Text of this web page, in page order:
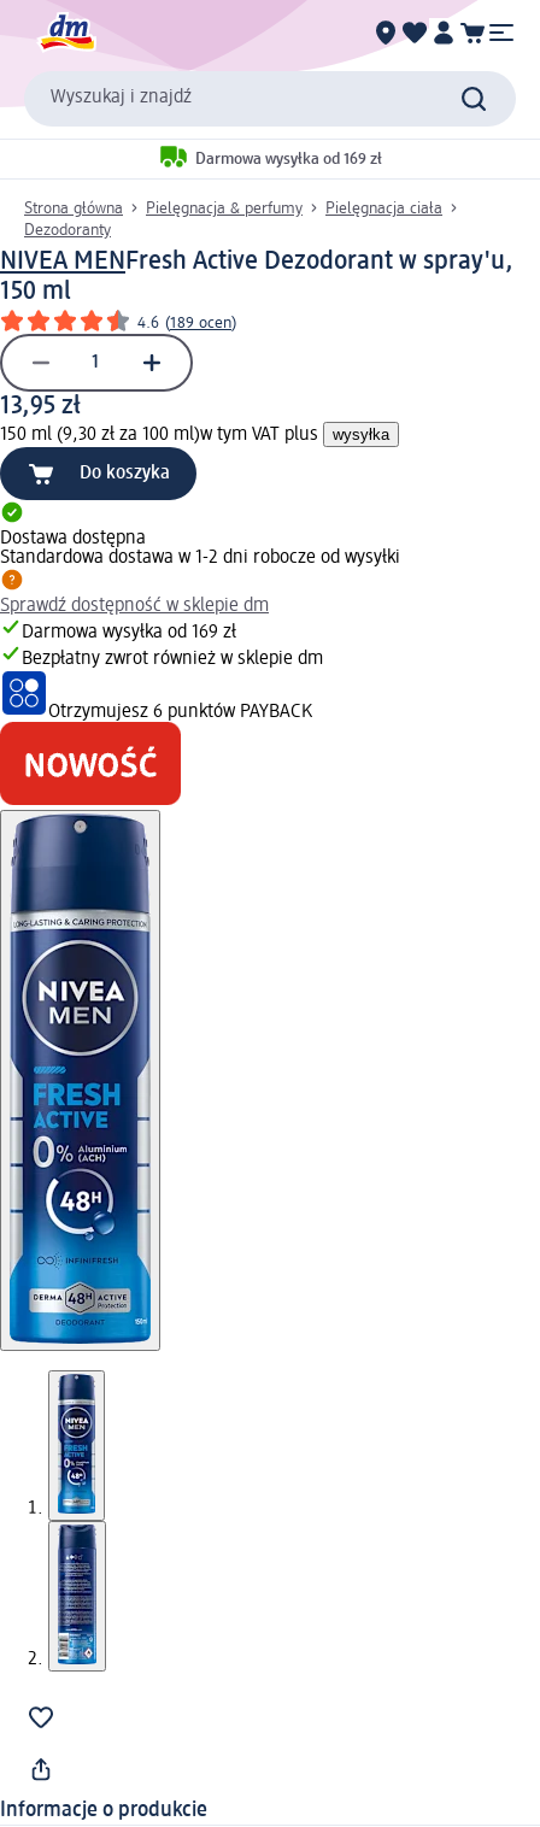
Wyszukaj i znajdź
Darmowa wysyłka od 169 zł
Strona główna Pielęgnacja & perfumy
Pielęgnacja ciała
Dezodoranty
NIVEA MENFresh Active Dezodorant w spray'u,
150 ml
4.6 (189 ocen)
13,95 zł
150 ml (9,30 zł za 100 ml)w tym VAT plus wysyłka
Do koszyka
Dostawa dostępna
Standardowa dostawa w 1-2 dni robocze od wysyłki
Sprawdź dostępność w sklepie dm
Darmowa wysyłka od 169 zł
Bezpłatny zwrot również w sklepie dm
Otrzymujesz 6 punktów PAYBACK
Informacje o produkcie